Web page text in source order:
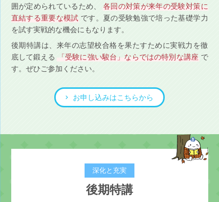
囲が定められているため、
各回の対策が来年の受験対策に
直結する重要な模試 です。夏の受験勉強で培った基礎学力
を試す実戦的な機会にもなります。
後期特講は、来年の志望校合格を果たすために実戦力を徹
底して鍛える
「受験に強い駿台」ならではの特別な講座 で
す。ぜひご参加ください。
お申し込みはこちらから
深化と充実
後期特講